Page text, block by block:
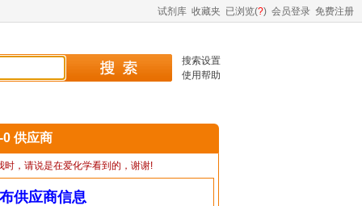
试剂库 收藏夹 已浏览(?) 会员登录 免费注册
搜索设置
使用帮助
供应商
时，请说是在爱化学看到的，谢谢!
供应商信息